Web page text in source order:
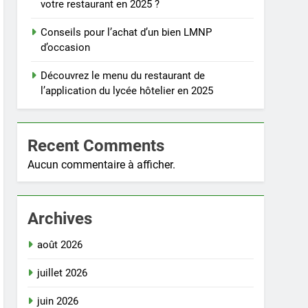
votre restaurant en 2025 ?
Conseils pour l’achat d’un bien LMNP
d’occasion
Découvrez le menu du restaurant de
l’application du lycée hôtelier en 2025
Recent Comments
Aucun commentaire à afficher.
Archives
août 2026
juillet 2026
juin 2026